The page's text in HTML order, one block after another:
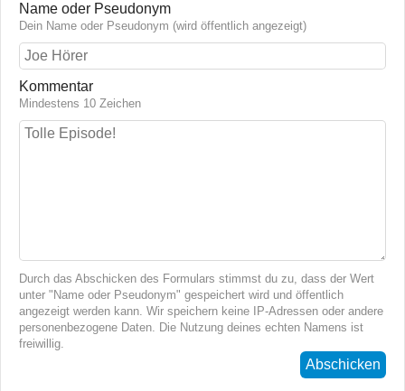
Name oder Pseudonym
Dein Name oder Pseudonym (wird öffentlich angezeigt)
Kommentar
Mindestens 10 Zeichen
Durch das Abschicken des Formulars stimmst du zu, dass der Wert
unter "Name oder Pseudonym" gespeichert wird und öffentlich
angezeigt werden kann. Wir speichern keine IP-Adressen oder andere
personenbezogene Daten. Die Nutzung deines echten Namens ist
freiwillig.
Abschicken